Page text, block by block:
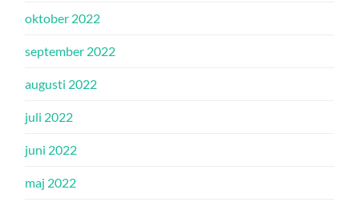
oktober 2022
september 2022
augusti 2022
juli 2022
juni 2022
maj 2022